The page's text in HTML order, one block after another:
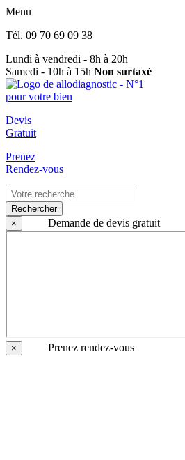
Menu
Tél. 09 70 69 09 38
Lundi à vendredi - 8h à 20h
Samedi - 10h à 15h Non surtaxé
Devis
Gratuit
Prenez
Rendez-vous
Rechercher
×
Demande de devis gratuit
× Prenez rendez-vous